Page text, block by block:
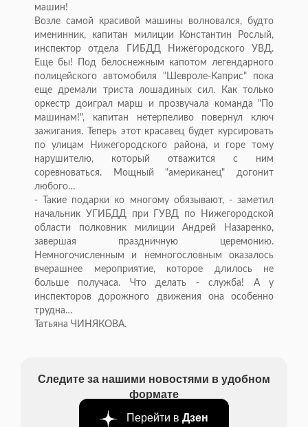
машин!
Возле самой красивой машины волновался, будто
именинник, капитан милиции Константин Рослый,
инспектор отдела ГИБДД Нижегородского УВД.
Еще бы! Под белоснежным капотом легендарного
полицейского автомобиля "Шевроле-Каприс" пока
еще дремали триста лошадиных сил. Как только
оркестр доиграл марш и прозвучала команда "По
машинам!", капитан нетерпеливо повернул ключ
зажигания. Теперь этот красавец будет курсировать
по улицам Нижегородского района, и горе тому
нарушителю, который отважится с ним
соревноваться. Мощный "американец" догонит
любого…
- Такие подарки ко многому обязывают, - заметил
начальник УГИБДД при ГУВД по Нижегородской
области полковник милиции Андрей Назаренко,
завершая праздничную церемонию.
Немногочисленным и немногословным оказалось
вчерашнее мероприятие, которое длилось не
больше получаса. Что делать - служба! А у
инспекторов дорожного движения она особенно
трудна…
Татьяна ЧИНЯКОВА.
Следите за нашими новостями в удобном
формате
Перейти в Дзен